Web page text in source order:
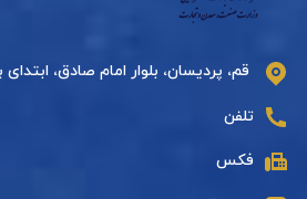
قم، پردیسان، بلوار امام صادق، ابتدای
تلفن
فکس